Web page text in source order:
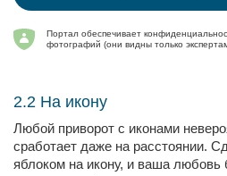
Портал обеспечивает
фотографий (они видны только
2.2 На икону
Любой приворот с иконами
сработает даже на расстоянии.
яблоком на икону, и ваша любовь